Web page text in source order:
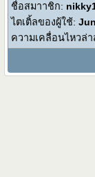
ชื่อสมาาชิก:
ไตเติ้ลของผู้ใช้:
ความเคลื่อนไหวล่า